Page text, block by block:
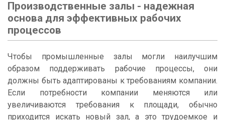
Производственные залы - надежная
основа для эффективных рабочих
процессов
Чтобы промышленные залы могли наилучшим
образом поддерживать рабочие процессы, они
должны быть адаптированы к требованиям компании.
Если потребности компании меняются или
увеличиваются требования к площади, обычно
приходится искать новый зал, а это трудоемкое и